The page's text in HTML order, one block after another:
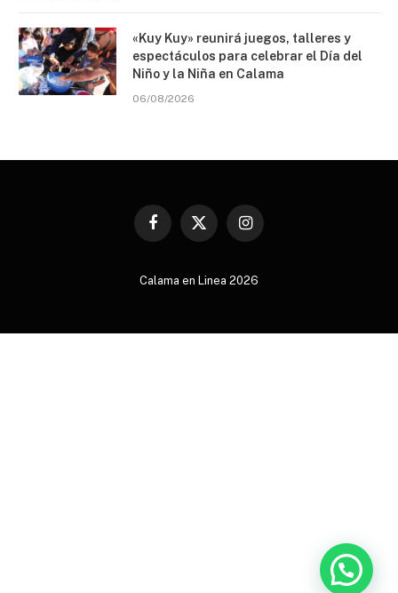
«Kuy Kuy» reunirá juegos, talleres y
espectáculos para celebrar el Día del
Niño y la Niña en Calama
06/08/2026
Facebook
X
Instagram
Calama en Linea 2026